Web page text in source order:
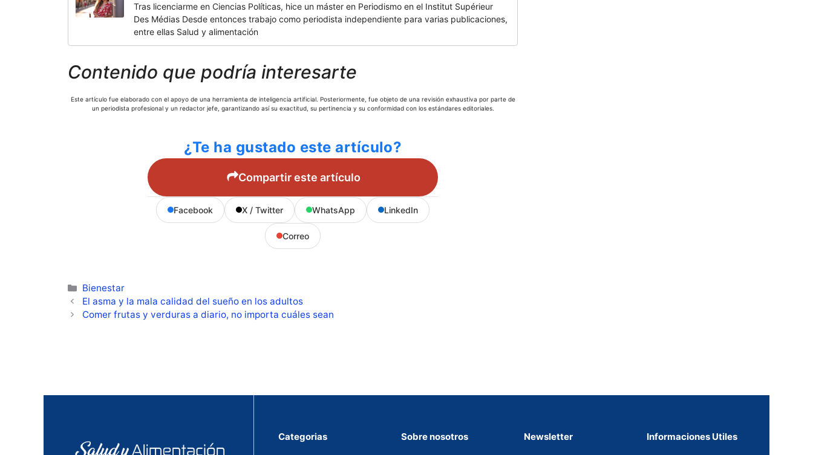
Tras licenciarme en Ciencias Políticas, hice un máster en Periodismo en el Institut Supérieur
Des Médias Desde entonces trabajo como periodista independiente para varias publicaciones,
entre ellas Salud y alimentación
Contenido que podría interesarte
Este artículo fue elaborado con el apoyo de una herramienta de inteligencia artificial. Posteriormente, fue objeto de una revisión exhaustiva por parte de
un periodista profesional y un redactor jefe, garantizando así su exactitud, su pertinencia y su conformidad con los estándares editoriales.
¿Te ha gustado este artículo?
Compartir este artículo
Facebook X / Twitter WhatsApp LinkedIn
Correo
Categorías
Bienestar
El asma y la mala calidad del sueño en los adultos
Comer frutas y verduras a diario, no importa cuáles sean
Categorias Sobre nosotros Newsletter Informaciones Utiles